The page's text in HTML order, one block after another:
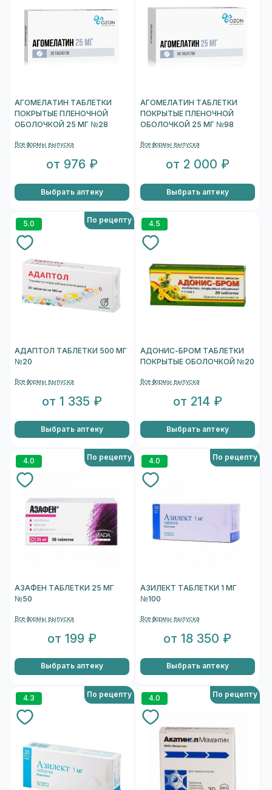
АГОМЕЛАТИН ТАБЛЕТКИ
ПОКРЫТЫЕ ПЛЕНОЧНОЙ
ОБОЛОЧКОЙ 25 МГ №28
Все формы выпуска
от 976 ₽
Выбрать аптеку
АГОМЕЛАТИН ТАБЛЕТКИ
ПОКРЫТЫЕ ПЛЕНОЧНОЙ
ОБОЛОЧКОЙ 25 МГ №98
Все формы выпуска
от 2 000 ₽
Выбрать аптеку
5.0 По рецепту
АДАПТОЛ ТАБЛЕТКИ 500 МГ
№20
Все формы выпуска
от 1 335 ₽
Выбрать аптеку
4.5
АДОНИС-БРОМ ТАБЛЕТКИ
ПОКРЫТЫЕ ОБОЛОЧКОЙ №20
Все формы выпуска
от 214 ₽
Выбрать аптеку
4.0 По рецепту
АЗАФЕН ТАБЛЕТКИ 25 МГ
№50
Все формы выпуска
от 199 ₽
Выбрать аптеку
4.0 По рецепту
АЗИЛЕКТ ТАБЛЕТКИ 1 МГ
№100
Все формы выпуска
от 18 350 ₽
Выбрать аптеку
4.3 По рецепту 4.0 По рецепту